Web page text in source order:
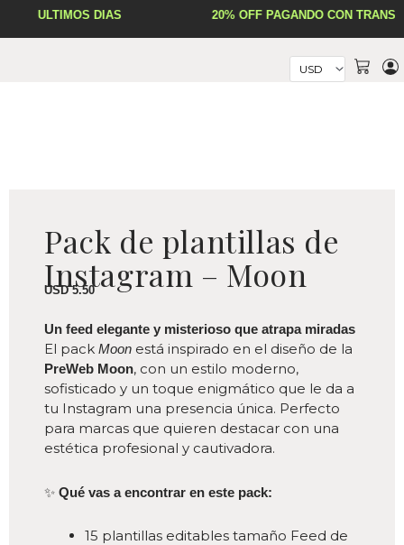
ÚLTIMOS DÍAS 20% OFF PAGANDO CON
Cart
Pack de plantillas de
Instagram – Moon
USD5.50
Un feed elegante y misterioso que atrapa miradas
El pack Moon está inspirado en el diseño de la
PreWeb Moon, con un estilo moderno,
sofisticado y un toque enigmático que le da a
tu Instagram una presencia única. Perfecto
para marcas que quieren destacar con una
estética profesional y cautivadora.
✨ Qué vas a encontrar en este pack:
15 plantillas editables tamaño Feed de